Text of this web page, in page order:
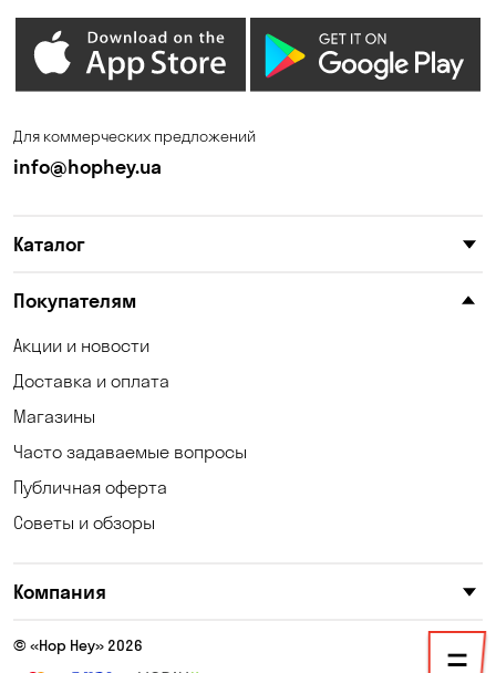
Для коммерческих предложений
info@hophey.ua
Каталог
Покупателям
Акции и новости
Доставка и оплата
Магазины
Часто задаваемые вопросы
Публичная оферта
Советы и обзоры
Компания
© «Hop Hey» 2026